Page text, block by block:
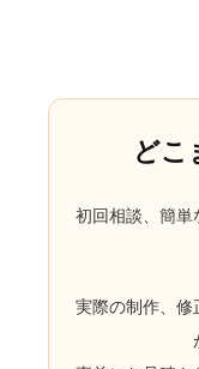
どこ
初回相談、簡単
実際の制作、修